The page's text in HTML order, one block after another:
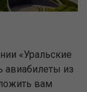
«Уральские
авиабилеты из
вам